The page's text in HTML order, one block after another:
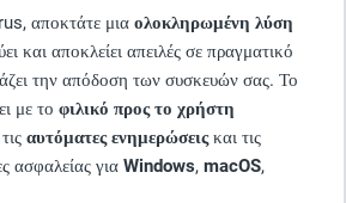
αποκτάτε μια ολοκληρωμένη λύση
και αποκλείει απειλές σε πραγματικό
την απόδοση των συσκευών σας. Το
με το φιλικό προς το χρήστη
αυτόματες ενημερώσειςκαι τις
ασφαλείας για Windows, macOS,